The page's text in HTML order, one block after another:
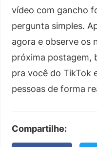
vídeo com gancho
pergunta simples.
agora e observe os
próxima postagem,
pra você do TikTok
pessoas de forma
Compartilhe: